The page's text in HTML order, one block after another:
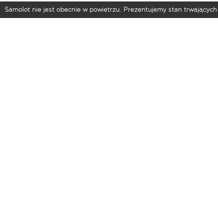
Samolot nie jest obecnie w powietrzu. Prezentujemy stan